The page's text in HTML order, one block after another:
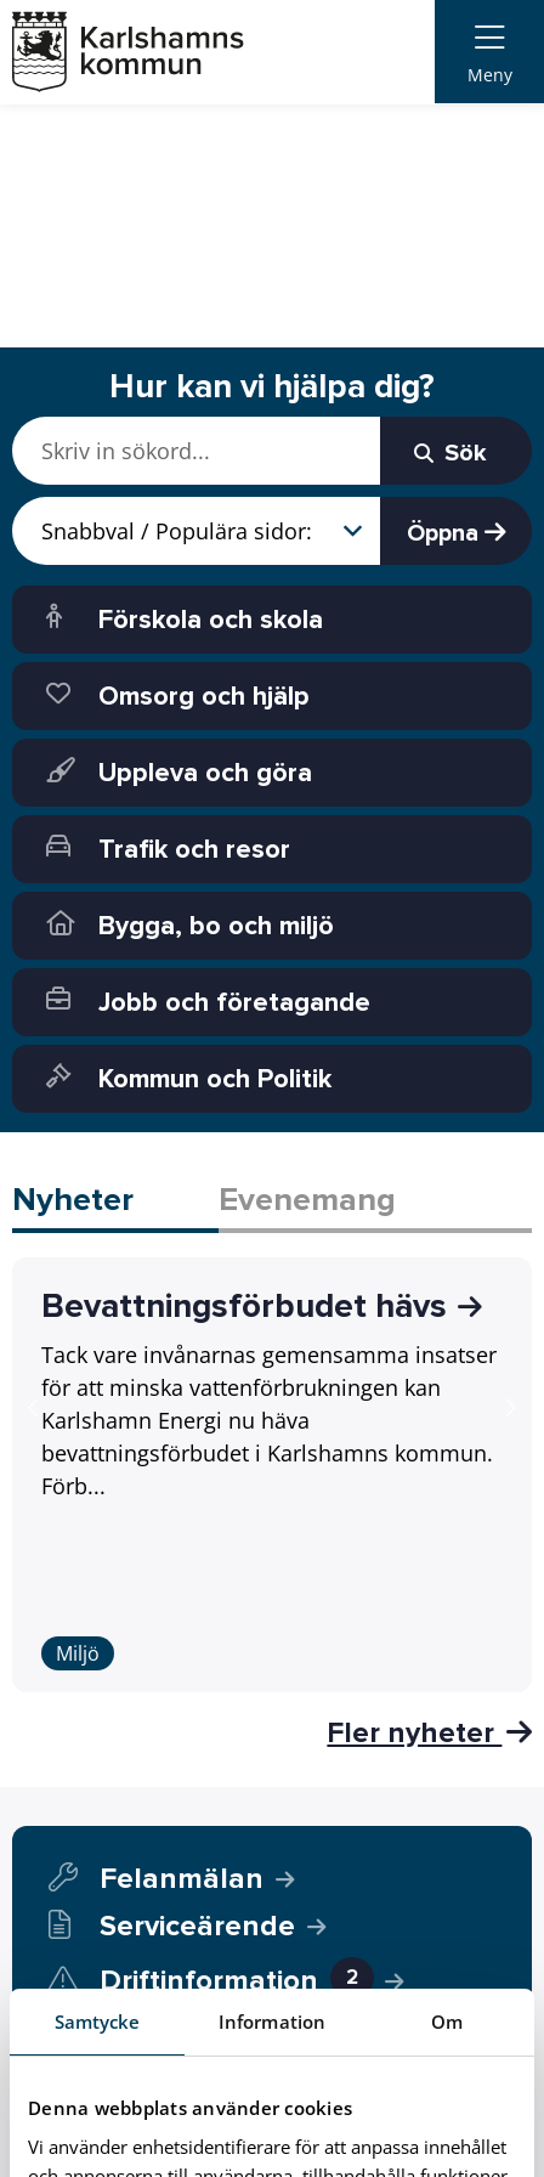
Samtycke Information Om
Denna webbplats använder cookies
Vi använder enhetsidentifierare för att anpassa innehållet
Meny
Hur kan vi hjälpa dig?
Sök
Öppna
Förskola och skola
Omsorg och hjälp
Uppleva och göra
Trafik och resor
Bygga, bo och miljö
Jobb och företagande
Kommun och Politik
Nyheter Evenemang
Miljö
Bevattningsförbudet hävs
Tack vare invånarnas gemensamma insatser
för att minska vattenförbrukningen kan
Karlshamn Energi nu häva
bevattningsförbudet i Karlshamns kommun.
Förb...
Fler nyheter
Felanmälan
Serviceärende
Driftinformation
2
Lämna synpunkter
Anslagstavla